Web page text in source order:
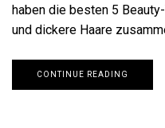
haben die besten 5
und dickere Haare
CONTINUE READING